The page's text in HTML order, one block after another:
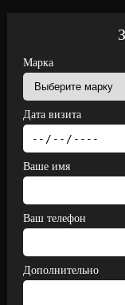
Марка
Дата визита
Ваше имя
Ваш телефон
Дополнительно